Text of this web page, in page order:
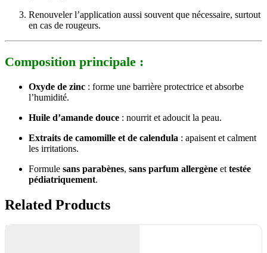
Renouveler l’application aussi souvent que nécessaire, surtout
en cas de rougeurs.
Composition principale :
Oxyde de zinc : forme une barrière protectrice et absorbe
l’humidité.
Huile d’amande douce : nourrit et adoucit la peau.
Extraits de camomille et de calendula : apaisent et calment
les irritations.
Formule sans parabènes, sans parfum allergène et testée
pédiatriquement.
Related Products